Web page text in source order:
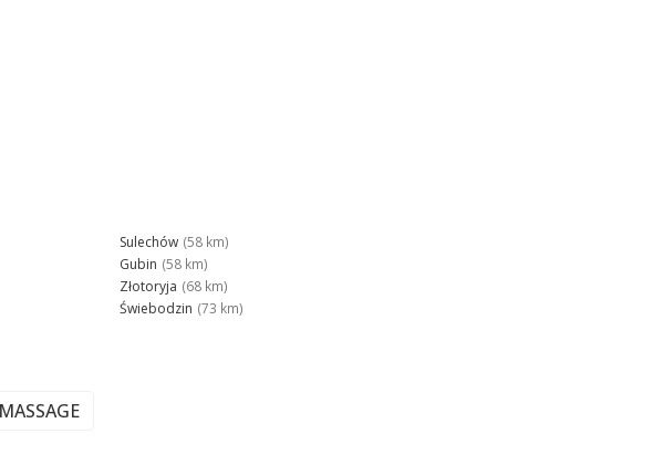
Sulechów (58 km)
Gubin (58 km)
Złotoryja (68 km)
Świebodzin (73 km)